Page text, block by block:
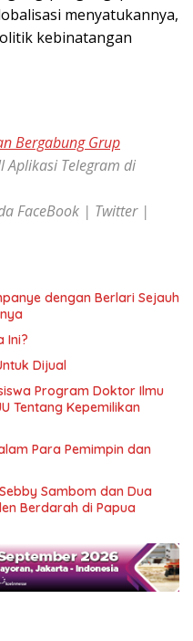
menyatukannya,
kebinatangan
Bergabung Grup
Aplikasi Telegram di
FaceBook | Twitter |
dengan Berlari Sejauh
Ini?
Dijual
Program Doktor Ilmu
Tentang Kepemilikan
Para Pemimpin dan
Sambom dan Dua
Berdarah di Papua